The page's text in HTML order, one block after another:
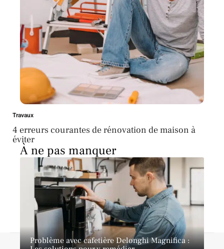
Travaux
4 erreurs courantes de rénovation de maison à
éviter
À ne pas manquer
Problème avec cafetière Delonghi Magnifica :
Contact Mentions légales Sitemap